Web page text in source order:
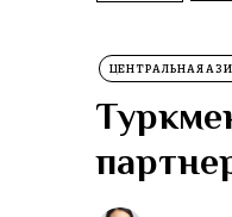
ЦЕНТРАЛЬНАЯ